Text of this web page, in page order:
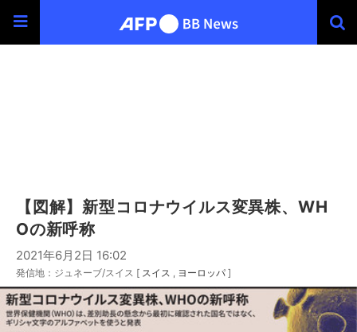
【図解】新型コロナウイルス変異株、WH
Oの新呼称
2021年6月2日 16:02
発信地：ジュネーブ/スイス [ スイス ヨーロッパ ]